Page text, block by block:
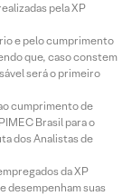
pela XP
e pelo cumprimento
que, caso constem
será o primeiro
cumprimento de
Brasil para o
dos Analistas de
da XP
desempenham suas